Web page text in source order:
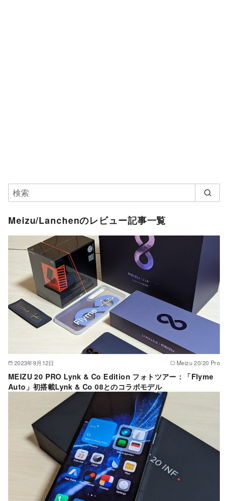
Meizu/Lanchenのレビュー記事一覧
2023年9月12日 Meizu 20/20 Pro
MEIZU 20 PRO Lynk & Co Edition フォトツアー：「Flyme
Auto」初搭載Lynk & Co 08とのコラボモデル